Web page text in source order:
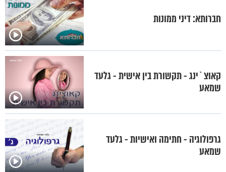
חברותא: דיני ממונות
קאוצ`ינג - תקשורת בין אישית - גלעד
שמאע
גרפולוגיה - חתימה ואישיות - גלעד
שמאע